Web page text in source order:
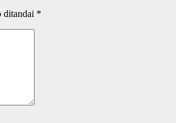
ditandai *